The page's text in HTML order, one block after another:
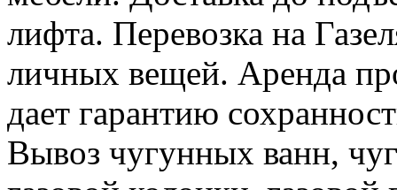
лифта. Перевозка на
личных вещей. Аренда
дает гарантию
Вывоз чугунных ванн,